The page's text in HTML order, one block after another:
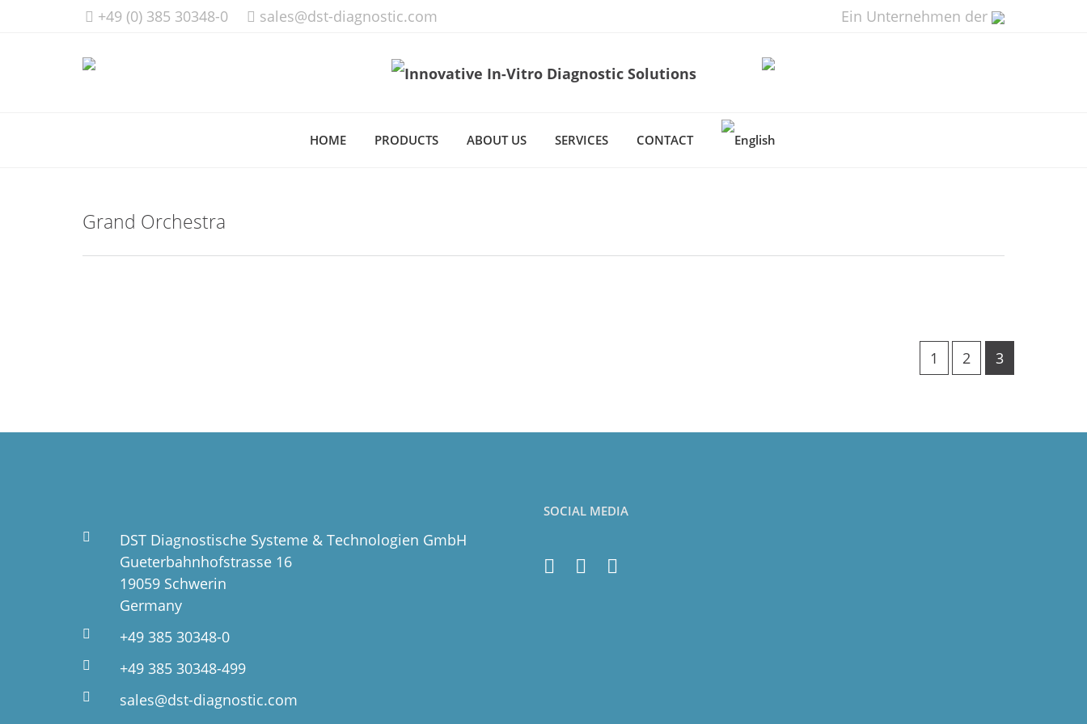
+49 (0) 385 30348-0 sales@dst-diagnostic.com Ein Unternehmen der
HOME PRODUCTS ABOUT US SERVICES CONTACT
Grand Orchestra
1 2 3
DST Diagnostische Systeme & Technologien GmbH
Gueterbahnhofstrasse 16
19059 Schwerin
Germany
+49 385 30348-0
+49 385 30348-499
sales@dst-diagnostic.com
SOCIAL MEDIA